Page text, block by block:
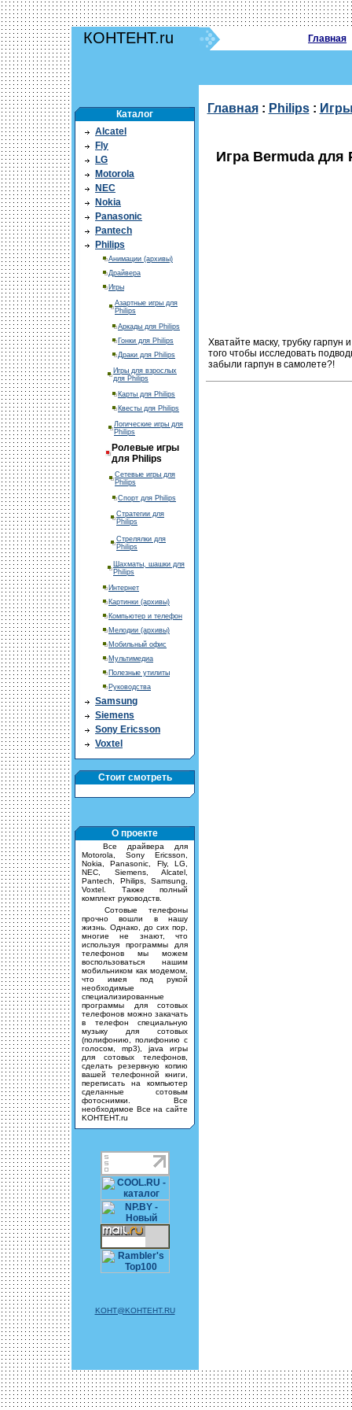
КОНТЕНТ.ru Главная
Каталог
Alcatel
Fly
LG
Motorola
NEC
Nokia
Panasonic
Pantech
Philips
Анимации (архивы)
Драйвера
Игры
Азартные игры для
Philips
Аркады для Philips
Гонки для Philips
Драки для Philips
Игры для взрослых
для Philips
Карты для Philips
Квесты для Philips
Логические игры для
Philips
Ролевые игры
для Philips
Сетевые игры для
Philips
Спорт для Philips
Стратегии для
Philips
Стрелялки для
Philips
Шахматы, шашки для
Philips
Интернет
Картинки (архивы)
Компьютер и телефон
Мелодии (архивы)
Мобильный офис
Мультимедиа
Полезные утилиты
Руководства
Samsung
Siemens
Sony Ericsson
Voxtel
Стоит смотреть
О проекте
Все драйвера для
Motorola, Sony Ericsson,
Nokia, Panasonic, Fly, LG,
NEC, Siemens, Alcatel,
Pantech, Philips, Samsung,
Voxtel. Также полный
комплект руководств.
Сотовые телефоны
прочно вошли в нашу
жизнь. Однако, до сих пор,
многие не знают, что
используя программы для
телефонов мы можем
воспользоваться нашим
мобильником как модемом,
что имея под рукой
необходимые
специализированные
программы для сотовых
телефонов можно закачать
в телефон специальную
музыку для сотовых
(полифонию, полифонию с
голосом, mp3), java игры
для сотовых телефонов,
сделать резервную копию
вашей телефонной книги,
переписать на компьютер
сделанные сотовым
фотоснимки. Все
необходимое Все на сайте
KOHTEHT.ru
KOHT@KOHTEHT.RU
Главная: Philips:
Игра Bermuda для
Хватайте маску, трубку
того чтобы исследовать
забыли гарпун в самолете?!